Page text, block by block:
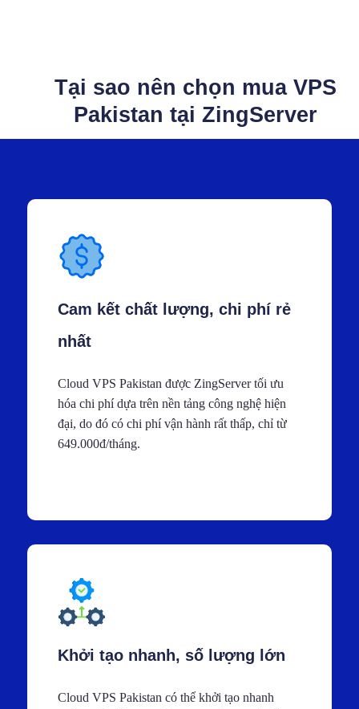
Tại sao nên chọn mua VPS
Pakistan tại ZingServer
Cam kết chất lượng, chi phí rẻ
nhất
Cloud VPS Pakistan được ZingServer tối ưu
hóa chi phí dựa trên nền tảng công nghệ hiện
đại, do đó có chi phí vận hành rất thấp, chỉ từ
649.000đ/tháng.
Khởi tạo nhanh, số lượng lớn
Cloud VPS Pakistan có thể khởi tạo nhanh